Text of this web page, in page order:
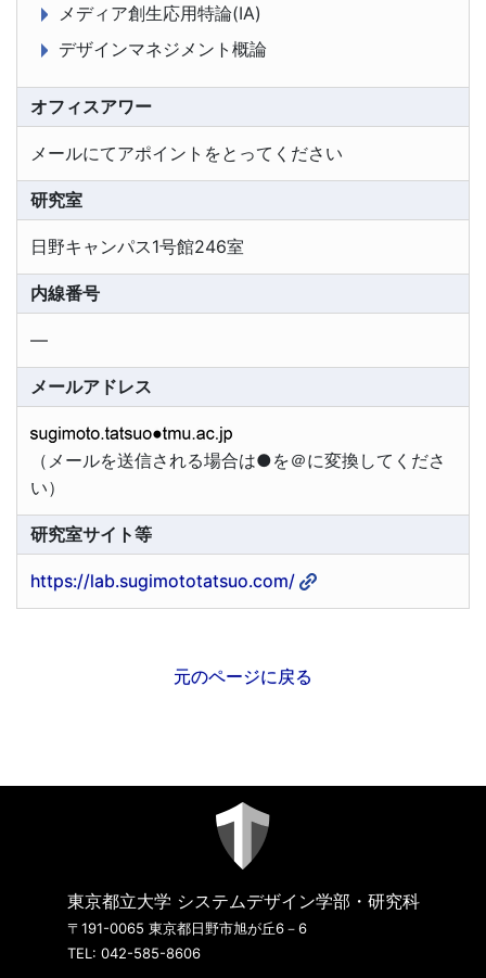
メディア創生応用特論(IA)
デザインマネジメント概論
オフィスアワー
メールにてアポイントをとってください
研究室
日野キャンパス1号館246室
内線番号
―
メールアドレス
（メールを送信される場合は●を＠に変換してくださ
い）
研究室サイト等
https://lab.sugimototatsuo.com/
元のページに戻る
東京都立大学 システムデザイン学部・研究科
〒191-0065 東京都日野市旭が丘6－6
TEL: 042-585-8606